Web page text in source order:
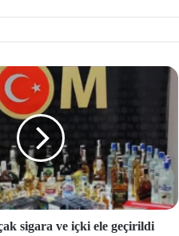
sigara ve içki ele geçirildi